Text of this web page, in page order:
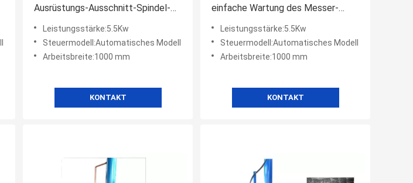
Ausrüstungs-Ausschnitt-Spindel-
austauschbare Steuerung
Leistungsstärke:5.5Kw
Steuermodell:Automatisches Modell
Arbeitsbreite:1000 mm
KONTAKT
einfache Wartung des Messer-
Gummiballen-Schneider-160T aus
Leistungsstärke:5.5Kw
Steuermodell:Automatisches Modell
Arbeitsbreite:1000 mm
KONTAKT